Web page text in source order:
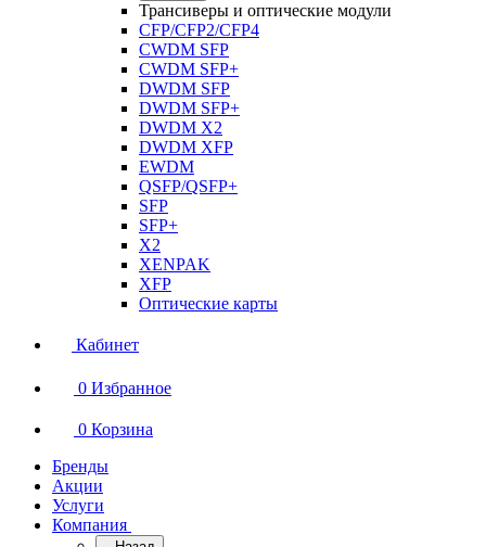
Трансиверы и оптические модули
CFP/CFP2/CFP4
CWDM SFP
CWDM SFP+
DWDM SFP
DWDM SFP+
DWDM X2
DWDM XFP
EWDM
QSFP/QSFP+
SFP
SFP+
X2
XENPAK
XFP
Оптические карты
Кабинет
0 Избранное
0 Корзина
Бренды
Акции
Услуги
Компания